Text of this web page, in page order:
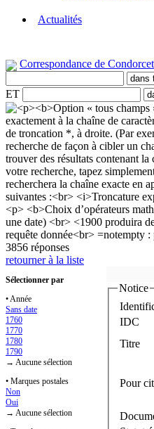
Actualités
Correspondance de Condorcet
ET
3856 réponses
retourner à la liste
Sélectionner par
• Année
Sans date
1760
1770
1780
1790
→ Aucune sélection
• Marques postales
Non
Oui
→ Aucune sélection
Notice
IDC
Titre
Pour